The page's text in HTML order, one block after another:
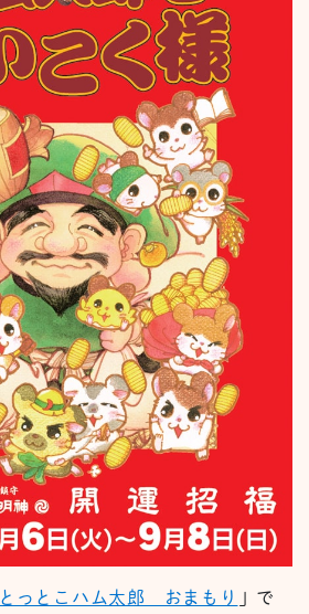
とっとこハム太郎 おまもり
」で